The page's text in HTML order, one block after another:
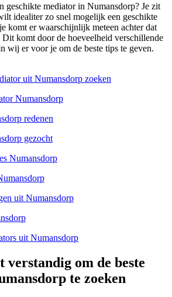
geschikte mediator in Numansdorp? Je zit
idealiter zo snel mogelijk een geschikte
komt er waarschijnlijk meteen achter dat
komt door de hoeveelheid verschillende
wij er voor je om de beste tips te geven.
uit Numansdorp zoeken
Numansdorp
redenen
gezocht
Numansdorp
uit Numansdorp
uit Numansdorp
verstandig om de beste
te zoeken